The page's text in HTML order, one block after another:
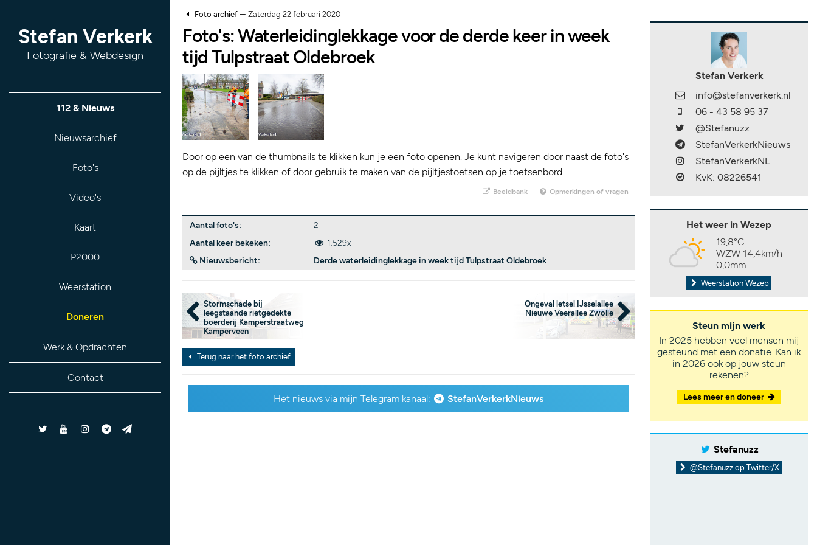
Stefan Verkerk
Fotografie & Webdesign
112 & Nieuws
Nieuwsarchief
Foto's
Video's
Kaart
P2000
Weerstation
Doneren
Werk & Opdrachten
Contact
Foto archief– Zaterdag 22 februari 2020
Foto's: Waterleidinglekkage voor de derde keer in week
tijd Tulpstraat Oldebroek
Door op een van de thumbnails te klikken kun je een foto openen. Je kunt navigeren door naast de foto's
op de pijltjes te klikken of door gebruik te maken van de pijltjestoetsen op je toetsenbord.
Beeldbank Opmerkingen of vragen
Aantal foto's:
2
Aantal keer bekeken:
1.529x
Nieuwsbericht:
Derde waterleidinglekkage in week tijd Tulpstraat Oldebroek
Stormschade bij
leegstaande rietgedekte
boerderij Kamperstraatweg
Kamperveen
Ongeval letsel IJsselallee
Nieuwe Veerallee Zwolle
Terug naar het foto archief
Het nieuws via mijn Telegram kanaal: StefanVerkerkNieuws
Stefan Verkerk
info@stefanverkerk.nl
06 - 43 58 95 37
@Stefanuzz
StefanVerkerkNieuws
StefanVerkerkNL
KvK: 08226541
Het weer in Wezep
19,8°C
WZW 14,4km/h
0,0mm
Weerstation Wezep
Steun mijn werk
In 2025 hebben veel mensen mij
gesteund met een donatie. Kan ik
in 2026 ook op jouw steun
rekenen?
Lees meer en doneer
Stefanuzz
@Stefanuzz op Twitter/X